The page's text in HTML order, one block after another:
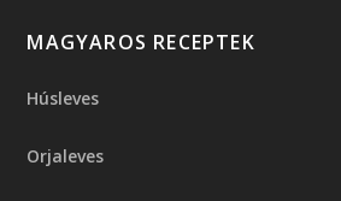
MAGYAROS RECEPTEK
Húsleves
Orjaleves